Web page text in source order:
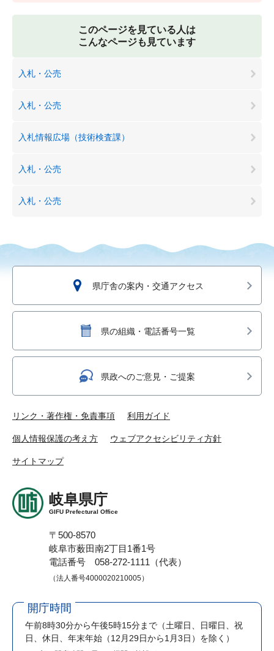
このページを見ている人は
こんなページも見ています
入札・公売
入札・公売
入札情報広場（技術検査課）
入札・公売
入札・公売
県庁舎の案内・交通アクセス
県の組織・電話番号一覧
県政へのご意見・ご提案
リンク・著作権・免責事項 利用ガイド
個人情報保護の考え方 ウェブアクセシビリティ方針
サイトマップ
岐阜県庁
GIFU Prefectural Office
〒500-8570
岐阜市薮田南2丁目1番1号
電話番号 058-272-1111（代表）
（法人番号4000020210005）
開庁時間
午前8時30分から午後5時15分まで （土曜日、日曜日、祝
日、休日、年末年始（12月29日から1月3日）を除く）